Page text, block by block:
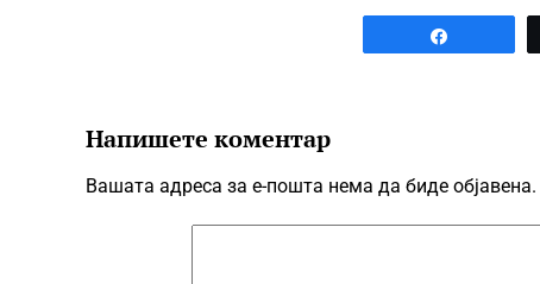
Напишете коментар
Вашата адреса за е-пошта нема да биде објавена.